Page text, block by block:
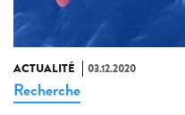
ACTUALITÉ 03.12.2020
Recherche